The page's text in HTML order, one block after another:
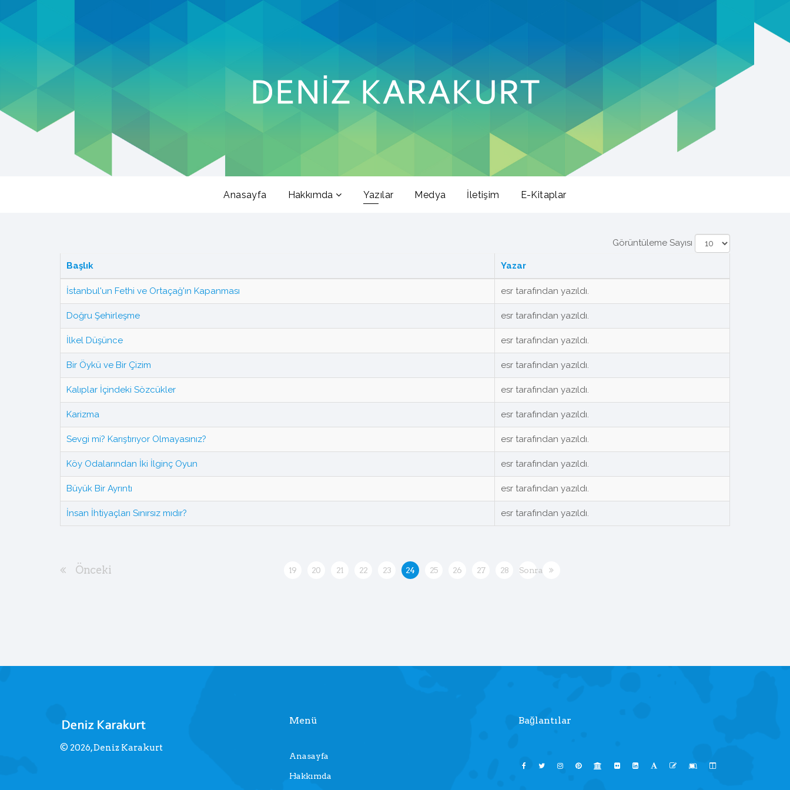
Anasayfa Hakkımda Yazılar Medya İletişim E-Kitaplar
Görüntüleme Sayısı
Başlık Yazar
İstanbul'un Fethi ve Ortaçağ'ın Kapanması esr tarafından yazıldı.
Doğru Şehirleşme esr tarafından yazıldı.
İlkel Düşünce esr tarafından yazıldı.
Bir Öykü ve Bir Çizim esr tarafından yazıldı.
Kalıplar İçindeki Sözcükler esr tarafından yazıldı.
Karizma esr tarafından yazıldı.
Sevgi mi? Karıştırıyor Olmayasınız? esr tarafından yazıldı.
Köy Odalarından İki İlginç Oyun esr tarafından yazıldı.
Büyük Bir Ayrıntı esr tarafından yazıldı.
İnsan İhtiyaçları Sınırsız mıdır? esr tarafından yazıldı.
Önceki 19 20 21 22 23 24 25 26 27 28 Sonraki
© 2026, Deniz Karakurt
Menü
Anasayfa
Hakkımda
Bağlantılar